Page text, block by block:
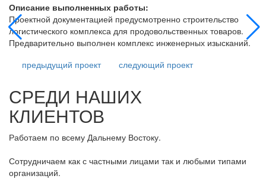
Описание выполненных работы:
Проектной документацией предусмотренно строительство
логистического комплекса для продовольственных товаров.
Предварительно выполнен комплекс инженерных изысканий.
предыдущий проект следующий проект
СРЕДИ НАШИХ
КЛИЕНТОВ
Работаем по всему Дальнему Востоку.
Сотрудничаем как с частными лицами так и любыми типами
организаций.